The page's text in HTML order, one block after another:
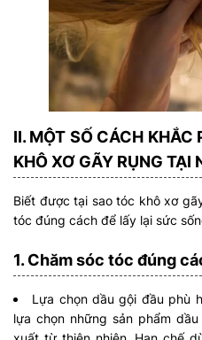
II. MỘT SỐ CÁCH KHẮC
KHÔ XƠ GÃY RỤNG TẠI
Biết được tại sao tóc khô xơ
tóc đúng cách để lấy lại sức
1. Chăm sóc tóc đúng
Lựa chọn dầu gội đầu phù
lựa chọn những sản phẩm